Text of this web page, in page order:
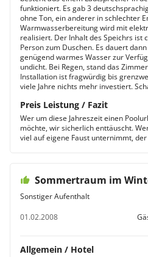
funktioniert. Es gab 3
ohne Ton, ein anderer in schlechter
Warmwasserbereitung wird mit
realisiert. Der Inhalt des Speichrs ist
Person zum Duschen. Es dauert
genügend warmes Wasser zur
undicht. Bei Regen, stand das
Installation ist fragwürdig bis
viele Jahre nichts mehr investiert.
Preis Leistung / Fazit
Wer um diese Jahreszeit einen
möchte, wir sicherlich enttäuscht.
viel auf eigene Faust unternimmt,
Sommertraum im
Sonstiger Aufenthalt
01.02.2008
Allgemein / Hotel